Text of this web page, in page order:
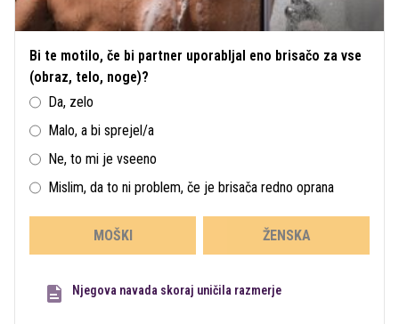
Bi te motilo, če bi partner uporabljal eno brisačo za vse
(obraz, telo, noge)?
Da, zelo
Malo, a bi sprejel/a
Ne, to mi je vseeno
Mislim, da to ni problem, če je brisača redno oprana
MOŠKI ŽENSKA
Njegova navada skoraj uničila razmerje